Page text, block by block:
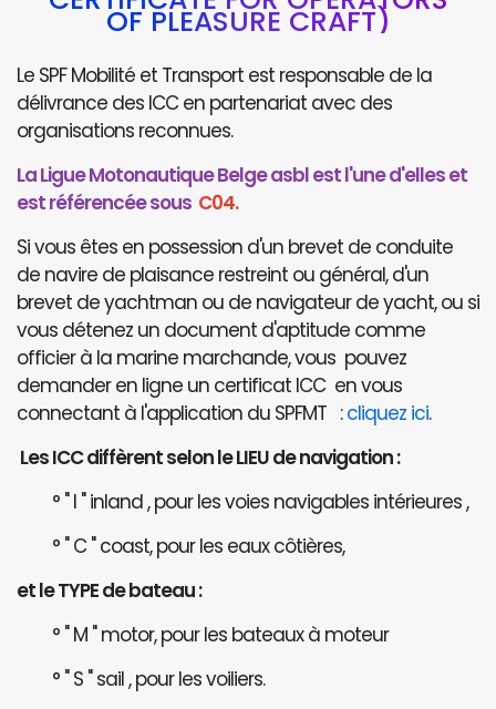
OF PLEASURE CRAFT)
Le SPF Mobilité et Transport est responsable de la
délivrance des ICC en partenariat avec des
organisations reconnues.
La Ligue Motonautique Belge asbl est l'une d'elles et
est référencée sous C04.
Si vous êtes en possession d'un brevet de conduite
de navire de plaisance restreint ou général, d'un
brevet de yachtman ou de navigateur de yacht, ou si
vous détenez un document d'aptitude comme
officier à la marine marchande, vous pouvez
demander en ligne un certificat ICC en vous
connectant à l'application du SPFMT :cliquez ici.
Les ICC diffèrent selon le LIEU de navigation :
° " I " inland , pour les voies navigables intérieures ,
° " C " coast, pour les eaux côtières,
et le TYPE de bateau :
° " M " motor, pour les bateaux à moteur
° " S " sail , pour les voiliers.